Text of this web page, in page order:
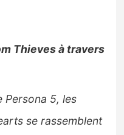
Thieves à travers
Persona 5, les
se rassemblent